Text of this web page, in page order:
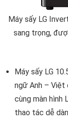
Máy sấy LG
sang trọng,
Máy sấy LG
ngữ Anh – Việt
cùng màn hình
thao tác dễ